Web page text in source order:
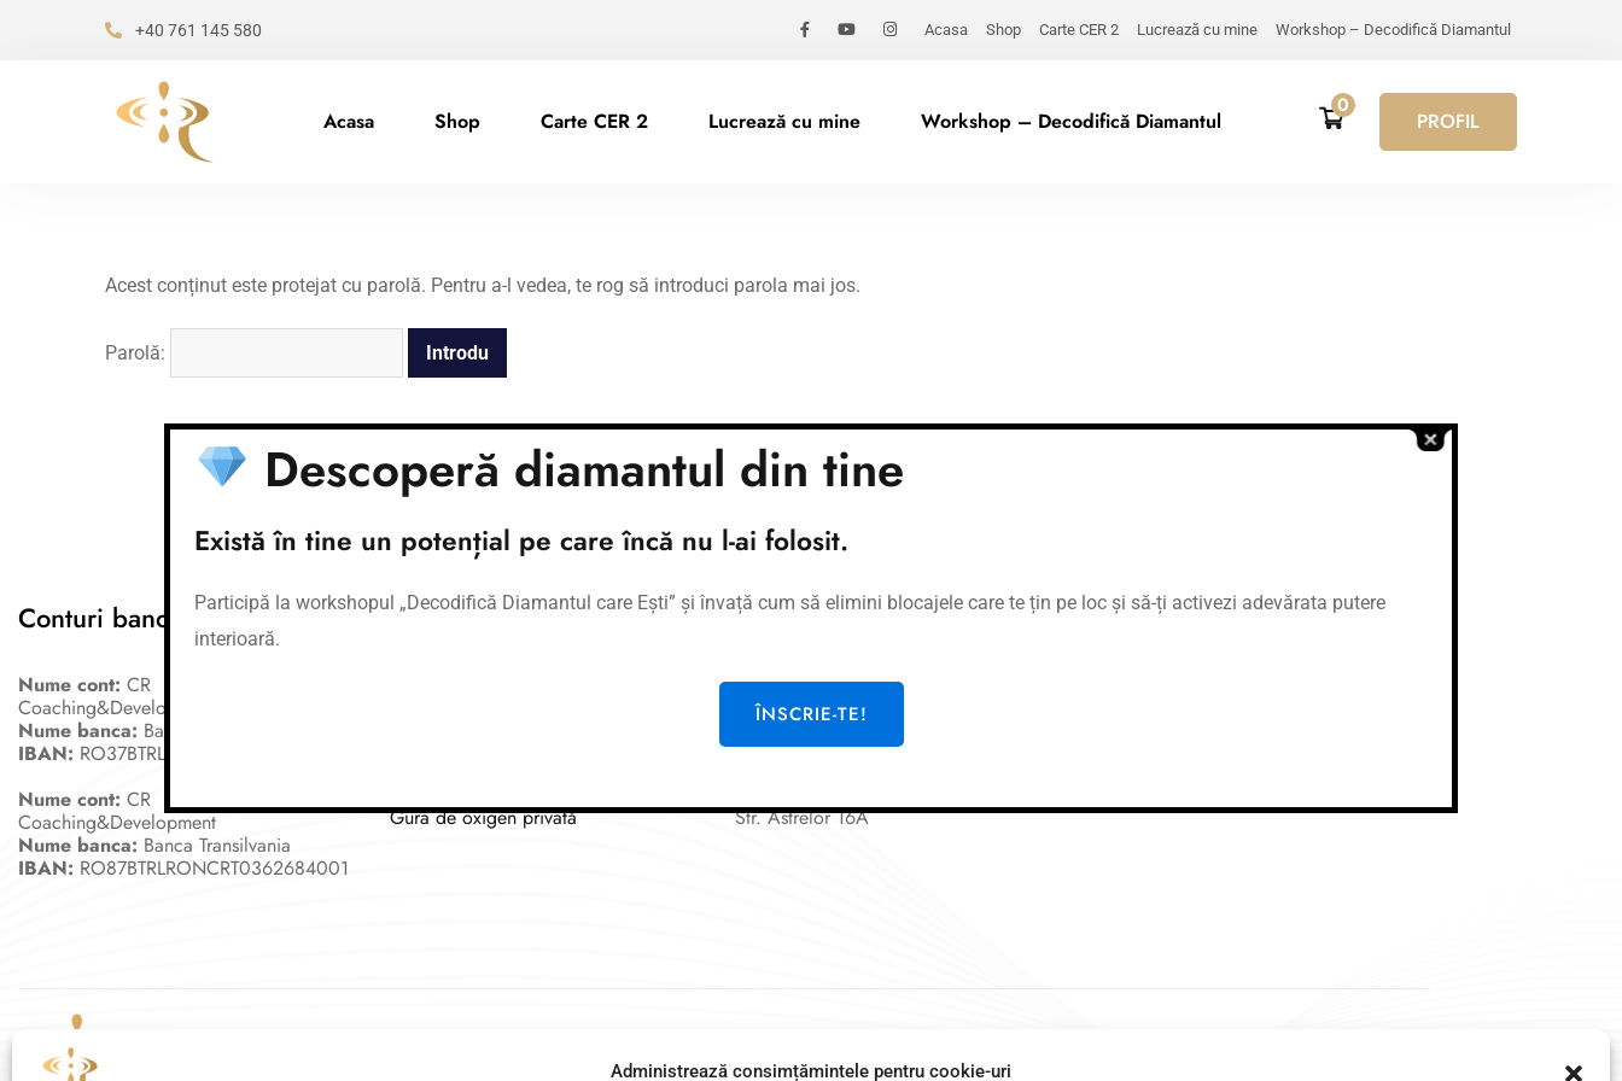
Administrează consimțămintele pentru cookie-uri
+40 761 145 580 Acasa Shop Carte CER 2 Lucrează cu mine Workshop – Decodifică Diamantul
Acasa Shop Carte CER 2 Lucrează cu mine Workshop – Decodifică Diamantul
0
PROFIL
Acest conținut este protejat cu parolă. Pentru a-l vedea, te rog să introduci parola mai jos.
Parolă:
Conturi bancare
Nume cont: CR
Coaching&Development
Nume banca: Banca Transilvania
IBAN: RO37BTRLEURCRT0362684001
Nume cont: CR
Coaching&Development
Nume banca: Banca Transilvania
IBAN: RO87BTRLRONCRT0362684001
Link-uri utile
Gura de oxigen privată
Legal
SRL
CUI: 36519077
Str. Astrelor 16A
Ai nevoie de ajutor?
Descoperă diamantul din tine
Există în tine un potențial pe care încă nu l-ai folosit.
Participă la workshopul „Decodifică Diamantul care Ești” și învață cum să elimini blocajele care te țin pe loc și să-ți activezi adevărata putere
interioară.
ÎNSCRIE-TE!